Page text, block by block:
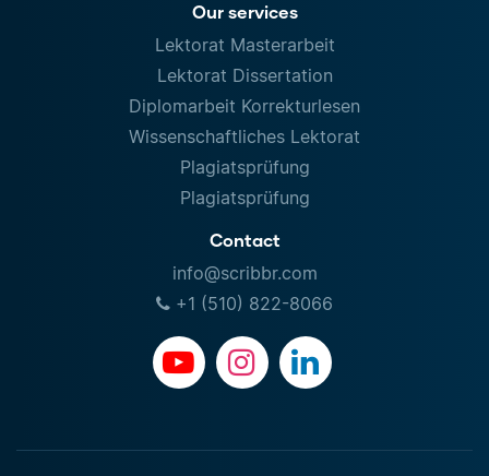
Our services
Lektorat Masterarbeit
Lektorat Dissertation
Diplomarbeit Korrekturlesen
Wissenschaftliches Lektorat
Plagiatsprüfung
Plagiatsprüfung
Contact
info@scribbr.com
+1 (510) 822-8066